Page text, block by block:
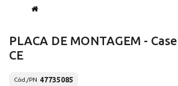
PLACA DE MONTAGEM - Case
CE
Cód./PN 47735085